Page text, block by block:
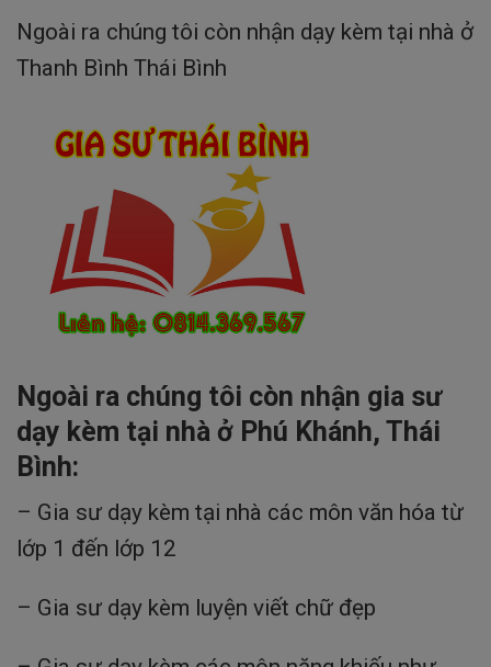
Ngoài ra chúng tôi còn nhận dạy kèm tại nhà ở
Thanh Bình Thái Bình
Ngoài ra chúng tôi còn nhận gia sư
dạy kèm tại nhà ở Phú Khánh, Thái
Bình:
– Gia sư dạy kèm tại nhà các môn văn hóa từ
lớp 1 đến lớp 12
– Gia sư dạy kèm luyện viết chữ đẹp